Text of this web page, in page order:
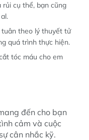
rủi cụ thể, bạn cũng
tuân theo lý thuyết tử
quá trình thực hiện.
tóc máu cho em
đến cho bạn
cảm và cuộc
cân nhắc kỹ.